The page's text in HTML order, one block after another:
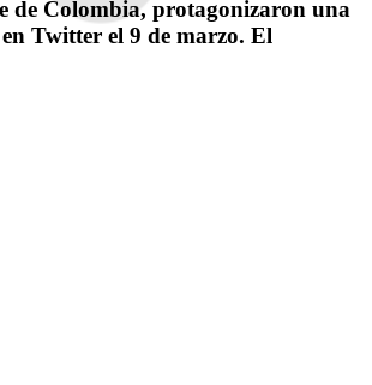
de Colombia, protagonizaron una
Twitter el 9 de marzo. El